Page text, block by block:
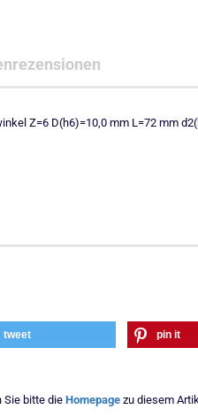
Z=6 D(h6)=10,0 mm L=72 mm
tweet pin it
Sie bitte die Homepage zu diesem